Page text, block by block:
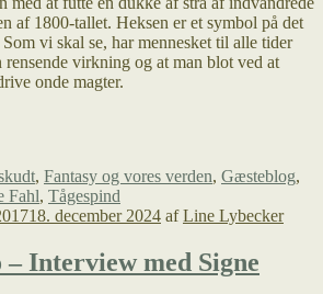
af 1800-tallet. Heksen er et symbol på det
vi skal se, har mennesket til alle tider
rensende virkning og at man blot ved at
onde magter.
, Fantasy og vores verden, Gæsteblog,
Fahl, Tågespind
18. december 2024 afLine Lybecker
Interview med Signe